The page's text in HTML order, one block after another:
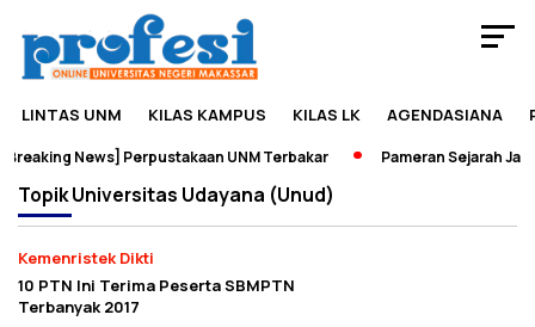
LINTAS UNM KILAS KAMPUS KILAS LK AGENDASIANA
News] Perpustakaan UNM Terbakar Pameran Sejarah Jadi
TopikUniversitas Udayana (Unud)
Kemenristek Dikti
10 PTN Ini Terima Peserta SBMPTN
Terbanyak 2017